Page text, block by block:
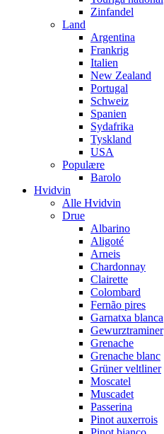
Zinfandel
Land
Argentina
Frankrig
Italien
New Zealand
Portugal
Schweiz
Spanien
Sydafrika
Tyskland
USA
Populære
Barolo
Hvidvin
Alle Hvidvin
Drue
Albarino
Aligoté
Arneis
Chardonnay
Clairette
Colombard
Fernão pires
Garnatxa blanca
Gewurztraminer
Grenache
Grenache blanc
Grüner veltliner
Moscatel
Muscadet
Passerina
Pinot auxerrois